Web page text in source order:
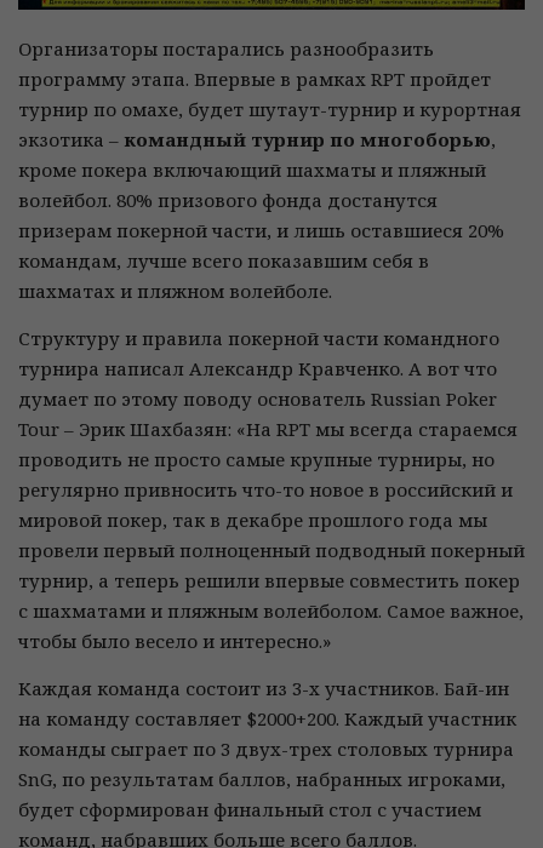
Организаторы постарались разнообразить
программу этапа. Впервые в рамках RPT пройдет
турнир по омахе, будет шутаут-турнир и курортная
экзотика – командный турнир по многоборью,
кроме покера включающий шахматы и пляжный
волейбол. 80% призового фонда достанутся
призерам покерной части, и лишь оставшиеся 20%
командам, лучше всего показавшим себя в
шахматах и пляжном волейболе.
Структуру и правила покерной части командного
турнира написал Александр Кравченко. А вот что
думает по этому поводу основатель Russian Poker
Tour – Эрик Шахбазян: «На RPT мы всегда стараемся
проводить не просто самые крупные турниры, но
регулярно привносить что-то новое в российский и
мировой покер, так в декабре прошлого года мы
провели первый полноценный подводный покерный
турнир, а теперь решили впервые совместить покер
с шахматами и пляжным волейболом. Самое важное,
чтобы было весело и интересно.»
Каждая команда состоит из 3-х участников. Бай-ин
на команду составляет $2000+200. Каждый участник
команды сыграет по 3 двух-трех столовых турнира
SnG, по результатам баллов, набранных игроками,
будет сформирован финальный стол с участием
команд, набравших больше всего баллов.